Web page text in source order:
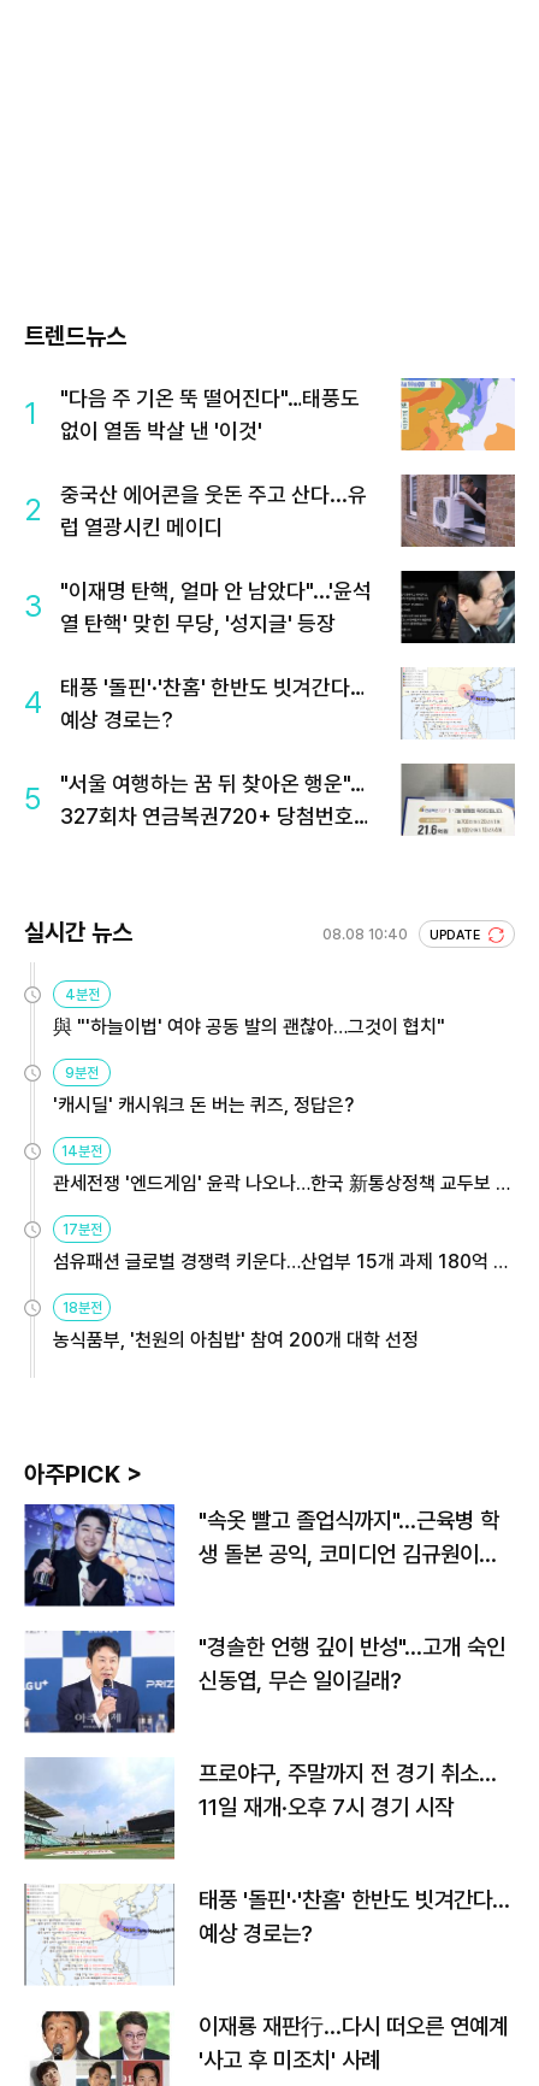
트렌드뉴스
1
"다음 주 기온 뚝 떨어진다"…태풍도
없이 열돔 박살 낸 '이것'
2
중국산 에어콘을 웃돈 주고 산다...유
럽 열광시킨 메이디
3
"이재명 탄핵, 얼마 안 남았다"...'윤석
열 탄핵' 맞힌 무당, '성지글' 등장
4
태풍 '돌핀'·'찬홈' 한반도 빗겨간다…
예상 경로는?
5
"서울 여행하는 꿈 뒤 찾아온 행운"…
327회차 연금복권720+ 당첨번호조
실시간 뉴스 08.08 10:40 UPDATE
4분전
與 "'하늘이법' 여야 공동 발의 괜찮아…그것이 협치"
9분전
'캐시딜' 캐시워크 돈 버는 퀴즈, 정답은?
14분전
관세전쟁 '엔드게임' 윤곽 나오나…한국 新통상정책 교두보 활
17분전
섬유패션 글로벌 경쟁력 키운다…산업부 15개 과제 180억 지
18분전
농식품부, '천원의 아침밥' 참여 200개 대학 선정
아주PICK >
"속옷 빨고 졸업식까지"…근육병 학
생 돌본 공익, 코미디언 김규원이었
"경솔한 언행 깊이 반성"…고개 숙인
신동엽, 무슨 일이길래?
프로야구, 주말까지 전 경기 취소…
11일 재개·오후 7시 경기 시작
태풍 '돌핀'·'찬홈' 한반도 빗겨간다…
예상 경로는?
이재룡 재판行…다시 떠오른 연예계
'사고 후 미조치' 사례